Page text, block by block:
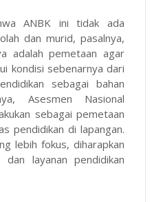
ANBK ini tidak ada
dan murid, pasalnya,
adalah pemetaan agar
kondisi sebenarnya dari
sebagai bahan
Asesmen Nasional
sebagai pemetaan
pendidikan di lapangan.
lebih fokus, diharapkan
dan layanan pendidikan